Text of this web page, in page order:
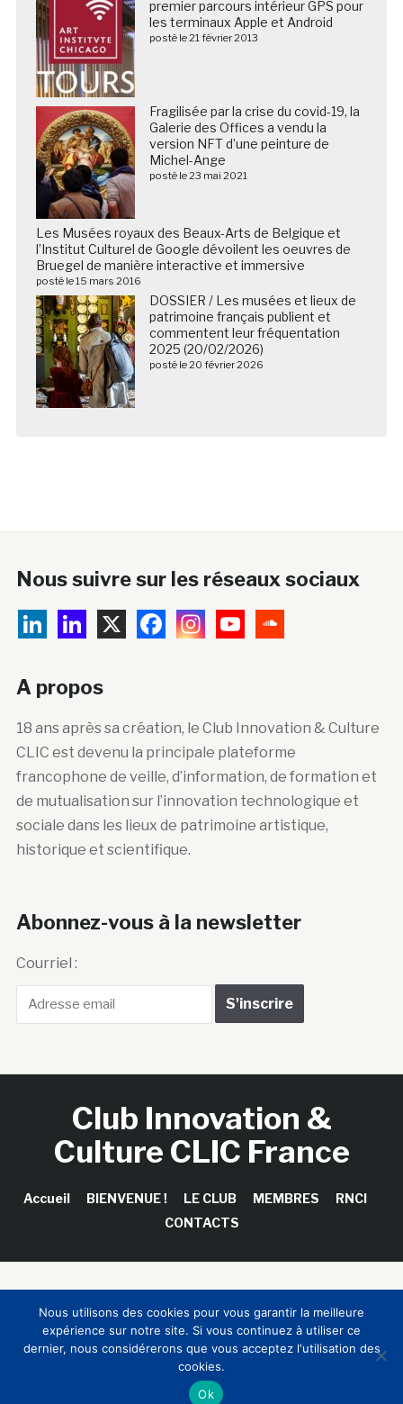
premier parcours intérieur GPS pour
les terminaux Apple et Android
posté le 21 février 2013
Fragilisée par la crise du covid-19, la
Galerie des Offices a vendu la
version NFT d’une peinture de
Michel-Ange
posté le 23 mai 2021
Les Musées royaux des Beaux-Arts de Belgique et
l’Institut Culturel de Google dévoilent les oeuvres de
Bruegel de manière interactive et immersive
posté le 15 mars 2016
DOSSIER / Les musées et lieux de
patrimoine français publient et
commentent leur fréquentation
2025 (20/02/2026)
posté le 20 février 2026
Nous suivre sur les réseaux sociaux
A propos
18 ans après sa création, le Club Innovation & Culture
CLIC est devenu la principale plateforme
francophone de veille, d’information, de formation et
de mutualisation sur l’innovation technologique et
sociale dans les lieux de patrimoine artistique,
historique et scientifique.
Abonnez-vous à la newsletter
Courriel :
Club Innovation &
Culture CLIC France
Accueil BIENVENUE ! LE CLUB MEMBRES
RNCI
CONTACTS
Sinapses Conseils
Nous utilisons des cookies pour vous garantir la meilleure
expérience sur notre site. Si vous continuez à utiliser ce
dernier, nous considérerons que vous acceptez l'utilisation des
cookies.
Ok